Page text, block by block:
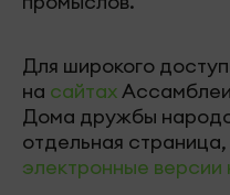
Для широкого
на сайтах
Дома дружбы
отдельная
электронные версии